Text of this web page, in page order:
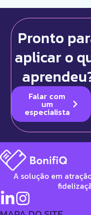
Pronto
aplicar o
Falar com
um
especialista
A solução em